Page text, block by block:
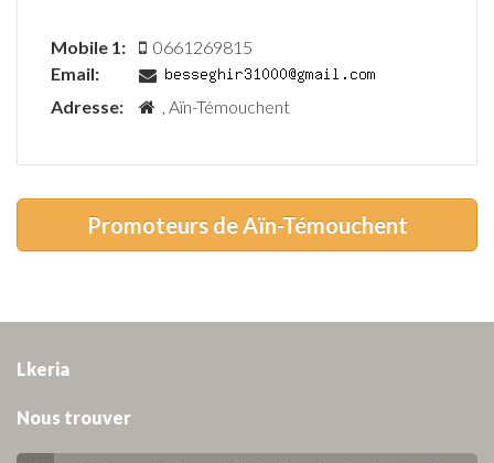
Mobile 1:
0661269815
Email:
Adresse:
, Aïn-Témouchent
Promoteurs de Aïn-Témouchent
Lkeria
Nous trouver